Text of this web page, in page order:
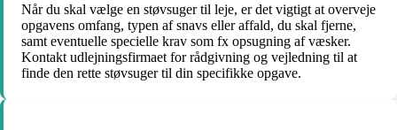
Når du skal vælge en støvsuger til leje, er det vigtigt at overveje
opgavens omfang, typen af snavs eller affald, du skal fjerne,
samt eventuelle specielle krav som fx opsugning af væsker.
Kontakt udlejningsfirmaet for rådgivning og vejledning til at
finde den rette støvsuger til din specifikke opgave.